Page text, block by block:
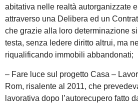
abitativa nelle realtà autorganizzate
attraverso una Delibera ed un
che grazie alla loro determinazione
testa, senza ledere diritto altrui, ma
riqualificando immobili abbandonati;
– Fare luce sul progetto Casa –
Rom, risalente al 2011, che
lavorativa dopo l’autorecupero fatto